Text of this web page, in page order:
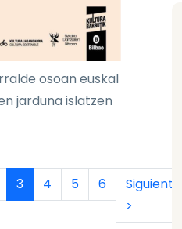
osoan euskal
jarduna islatzen
Página actual
3 Página
4 Página
5 Página
6 Siguiente
Siguiente
>